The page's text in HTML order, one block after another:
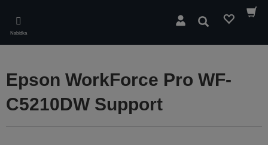
main
content
Nabídka
Hledat
Epson WorkForce Pro WF-
C5210DW Support